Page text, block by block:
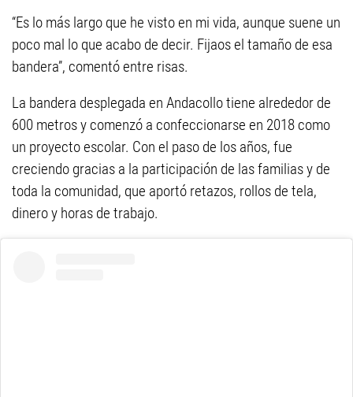
“Es lo más largo que he visto en mi vida, aunque suene un
poco mal lo que acabo de decir. Fijaos el tamaño de esa
bandera”, comentó entre risas.
La bandera desplegada en Andacollo tiene alrededor de
600 metros y comenzó a confeccionarse en 2018 como
un proyecto escolar. Con el paso de los años, fue
creciendo gracias a la participación de las familias y de
toda la comunidad, que aportó retazos, rollos de tela,
dinero y horas de trabajo.